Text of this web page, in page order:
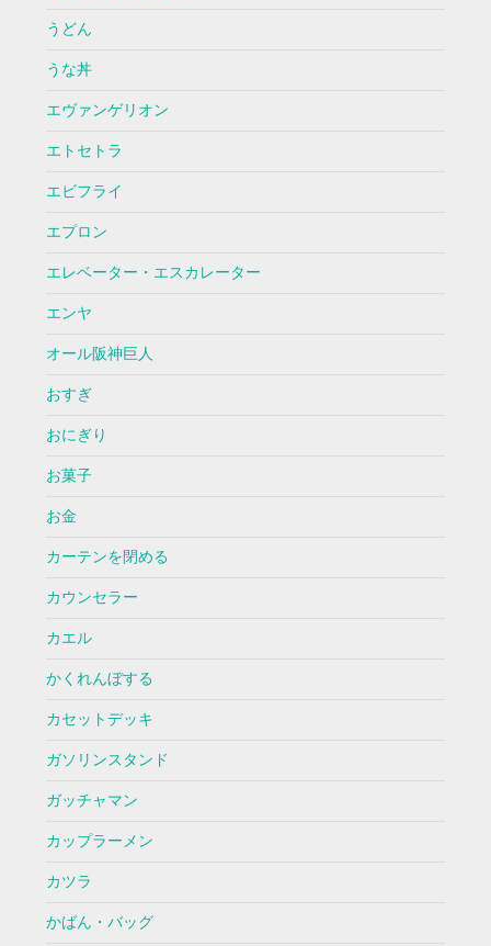
うどん
うな丼
エヴァンゲリオン
エトセトラ
エビフライ
エプロン
エレベーター・エスカレーター
エンヤ
オール阪神巨人
おすぎ
おにぎり
お菓子
お金
カーテンを閉める
カウンセラー
カエル
かくれんぼする
カセットデッキ
ガソリンスタンド
ガッチャマン
カップラーメン
カツラ
かばん・バッグ